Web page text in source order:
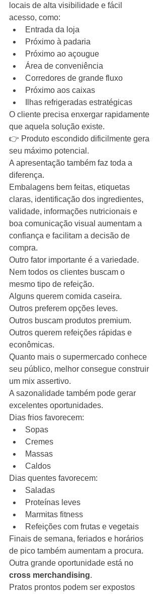
locais de alta visibilidade e fácil
acesso, como:
Entrada da loja
Próximo à padaria
Próximo ao açougue
Área de conveniência
Corredores de grande fluxo
Próximo aos caixas
Ilhas refrigeradas estratégicas
O cliente precisa enxergar rapidamente
que aquela solução existe.
👉 Produto escondido dificilmente gera
seu máximo potencial.
A apresentação também faz toda a
diferença.
Embalagens bem feitas, etiquetas
claras, identificação dos ingredientes,
validade, informações nutricionais e
boa comunicação visual aumentam a
confiança e facilitam a decisão de
compra.
Outro fator importante é a variedade.
Nem todos os clientes buscam o
mesmo tipo de refeição.
Alguns querem comida caseira.
Outros preferem opções leves.
Outros buscam produtos premium.
Outros querem refeições rápidas e
econômicas.
Quanto mais o supermercado conhece
seu público, melhor consegue construir
um mix assertivo.
A sazonalidade também pode gerar
excelentes oportunidades.
Dias frios favorecem:
Sopas
Cremes
Massas
Caldos
Dias quentes favorecem:
Saladas
Proteínas leves
Marmitas fitness
Refeições com frutas e vegetais
Finais de semana, feriados e horários
de pico também aumentam a procura.
Outra grande oportunidade está no
cross merchandising.
Pratos prontos podem ser expostos